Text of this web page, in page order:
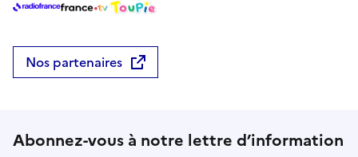
Nos partenaires
Abonnez-vous à notre lettre d’information